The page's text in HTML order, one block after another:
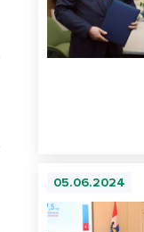
05.06.2024